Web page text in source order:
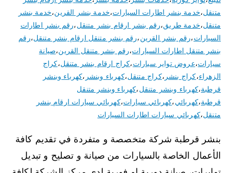
متنقل،خدمة بنشر اطارات السيارات،خدمة بنشر القرين،خدمة بنشر
متنقل،خدمة طريق،رقم بنشر ارقام بنشر متنقل،رقم بنشر اطارات
السيارات،رقم بنشر القرين،رقم بنشر متنقل ارقام بنشر متنقل،رقم
بنشر متنقل اطارات السيارات،رقم بنشر متنقل القرين،صيانة
سيارات،عروض تواير سيارات،كراج ارقام بنشر متنقل،كراج
الزهراء،كراج بنشر ،كراج متنقل،كهرباء وبنشر ،كهرباء وبنشر
قرطبة،كهرباء وبنشر متنقل،كهرباء وبنشر متنقل
قرطبة،كهربائي،كهربائي سيارات،كهربائي سيارات ارقام بنشر
متنقل،كهربائي سيارات اطارات السيارات
بنشر قرطبة شركة متخصصة و متفردة في تقديم كافة
الأعمال الخاصة بالسيارات من صيانة و تصليح و تبديل